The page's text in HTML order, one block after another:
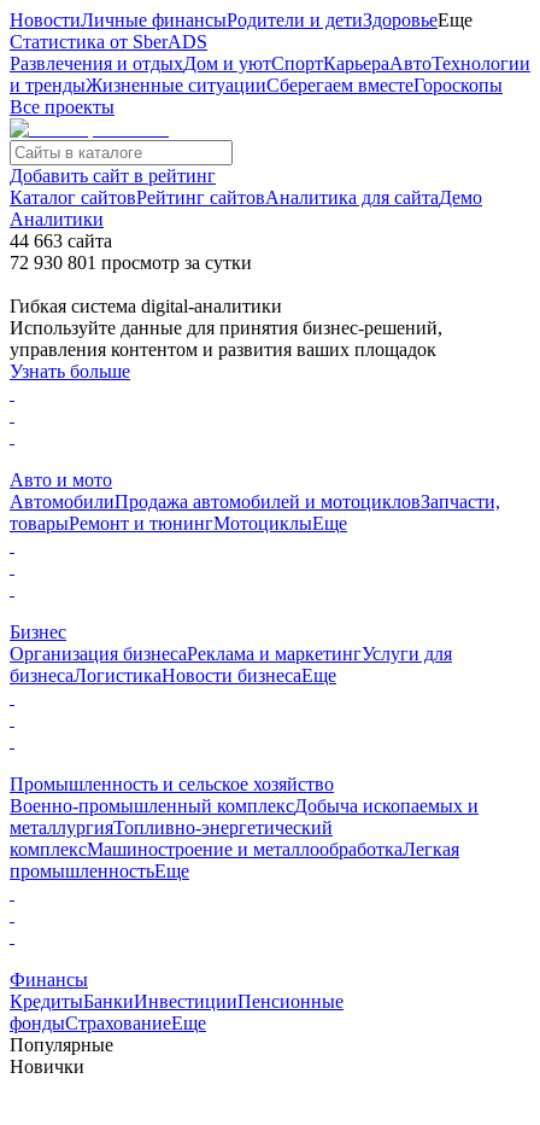
НовостиЛичные финансыРодители и детиЗдоровьеЕще
Статистика от SberADS
Развлечения и отдыхДом и уютСпортКарьераАвтоТехнологии
и трендыЖизненные ситуацииСберегаем вместеГороскопы
Все проекты
Добавить сайт в рейтинг
Каталог сайтовРейтинг сайтовАналитика для сайтаДемо
Аналитики
44 663 сайта
72 930 801 просмотр за сутки
Гибкая система digital-аналитики
Используйте данные для принятия бизнес-решений,
управления контентом и развития ваших площадок
Узнать больше
Авто и мото
АвтомобилиПродажа автомобилей и мотоцикловЗапчасти,
товарыРемонт и тюнингМотоциклыЕще
Бизнес
Организация бизнесаРеклама и маркетингУслуги для
бизнесаЛогистикаНовости бизнесаЕще
Промышленность и сельское хозяйство
Военно-промышленный комплексДобыча ископаемых и
металлургияТопливно-энергетический
комплексМашиностроение и металлообработкаЛегкая
промышленностьЕще
Финансы
КредитыБанкиИнвестицииПенсионные
фондыСтрахованиеЕще
Популярные
Новички